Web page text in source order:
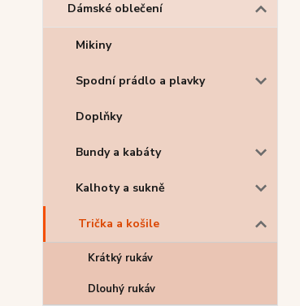
Dámské oblečení
Mikiny
Spodní prádlo a plavky
Doplňky
Bundy a kabáty
Kalhoty a sukně
Trička a košile
Krátký rukáv
Dlouhý rukáv